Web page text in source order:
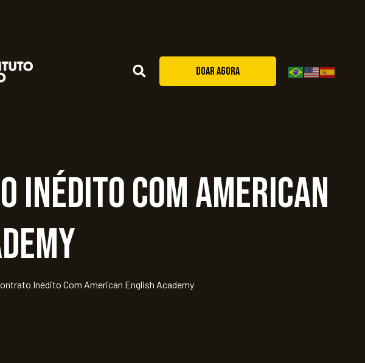
DOAR AGORA
com American
Inédito Com American English Academy